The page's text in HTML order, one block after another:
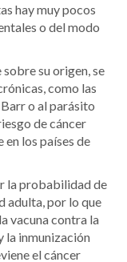
hay muy pocos
o del modo
su origen, se
como las
o al parásito
de cáncer
los países de
la probabilidad de
adulta, por lo que
vacuna contra la
la inmunización
el cáncer